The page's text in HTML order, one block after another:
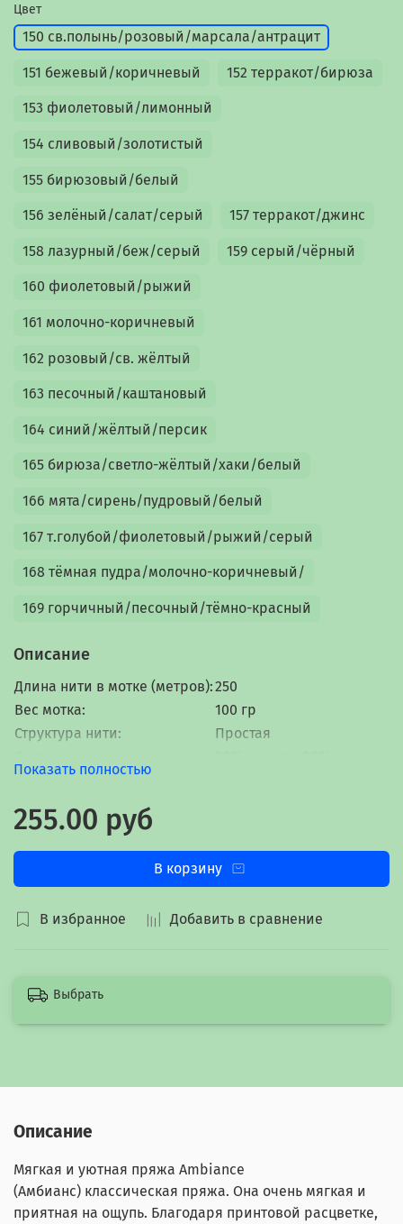
В избранное Добавить в сравнение
Цвет
150 св.полынь/розовый/марсала/антрацит
151 бежевый/коричневый 152 терракот/бирюза
153 фиолетовый/лимонный
154 сливовый/золотистый
155 бирюзовый/белый
156 зелёный/салат/серый 157 терракот/джинс
158 лазурный/беж/серый 159 серый/чёрный
160 фиолетовый/рыжий
161 молочно-коричневый
162 розовый/св. жёлтый
163 песочный/каштановый
164 синий/жёлтый/персик
165 бирюза/светло-жёлтый/хаки/белый
166 мята/сирень/пудровый/белый
167 т.голубой/фиолетовый/рыжий/серый
168 тёмная пудра/молочно-коричневый/
169 горчичный/песочный/тёмно-красный
Описание
Длина нити в мотке (метров):250
Вес мотка:
100 гр
Структура нити:
Простая
Показать полностью
255.00 руб
В корзину
Выбрать
Описание
Мягкая и уютная пряжа Ambiance
(Амбианс) классическая пряжа. Она очень мягкая и
приятная на ощупь. Благодаря принтовой расцветке,